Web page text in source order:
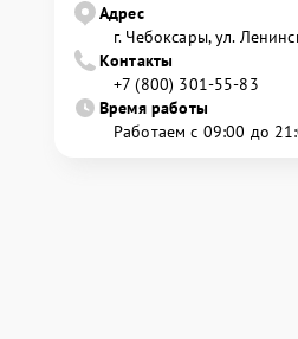
Адрес
г. Чебоксары, ул.
Контакты
+7 (800) 301-55-83
Время работы
Работаем с 09:00 до